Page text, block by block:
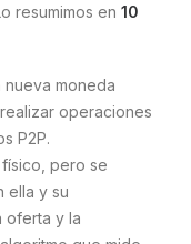
resumimos en 10
nueva moneda
operaciones
P2P.
pero se
ella y su
oferta y la